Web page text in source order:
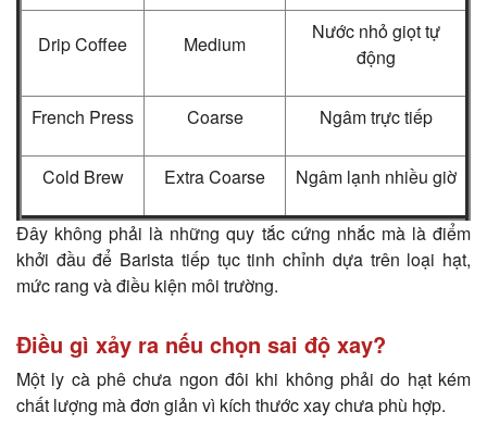
Drip Coffee Medium
Nước nhỏ giọt tự
động
French Press Coarse Ngâm trực tiếp
Cold Brew Extra Coarse Ngâm lạnh nhiều giờ
Đây không phải là những quy tắc cứng nhắc mà là điểm
khởi đầu để Barista tiếp tục tinh chỉnh dựa trên loại hạt,
mức rang và điều kiện môi trường.
Điều gì xảy ra nếu chọn sai độ xay?
Một ly cà phê chưa ngon đôi khi không phải do hạt kém
chất lượng mà đơn giản vì kích thước xay chưa phù hợp.